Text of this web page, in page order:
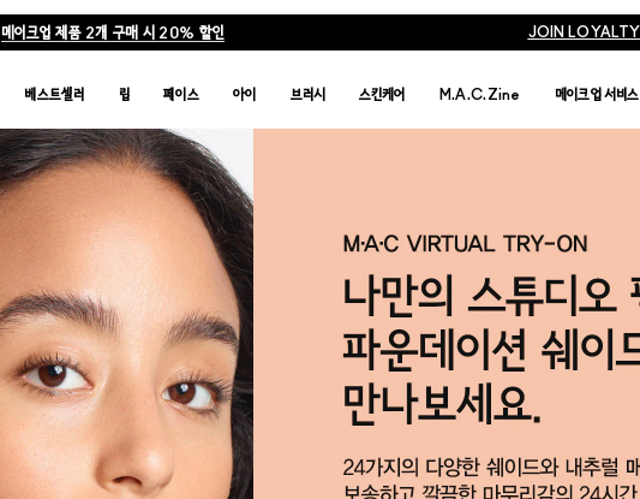
메이크업 제품 2개 구매 시 20% 할인 JOIN LOYALTY
베스트셀러 립 페이스 아이 브러시 스킨케어 M.A.C.Zine 메이크업 서비스